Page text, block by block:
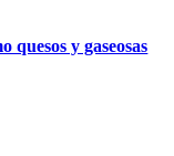
y gaseosas